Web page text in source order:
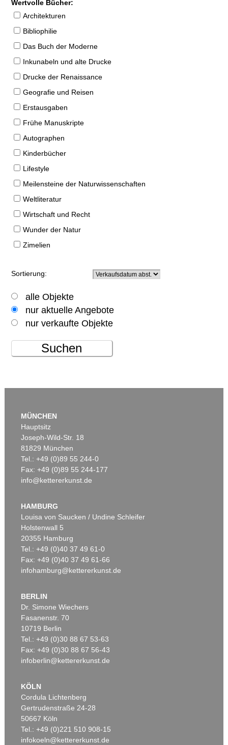
Wertvolle Bücher:
Architekturen
Bibliophilie
Das Buch der Moderne
Inkunabeln und alte Drucke
Drucke der Renaissance
Geografie und Reisen
Erstausgaben
Frühe Manuskripte
Autographen
Kinderbücher
Lifestyle
Meilensteine der Naturwissenschaften
Weltliteratur
Wirtschaft und Recht
Wunder der Natur
Zimelien
Sortierung:
alle Objekte
nur aktuelle Angebote
nur verkaufte Objekte
Suchen
MÜNCHEN
Hauptsitz
Joseph-Wild-Str. 18
81829 München
Tel.: +49 (0)89 55 244-0
Fax: +49 (0)89 55 244-177
info@kettererkunst.de
HAMBURG
Louisa von Saucken / Undine Schleifer
Holstenwall 5
20355 Hamburg
Tel.: +49 (0)40 37 49 61-0
Fax: +49 (0)40 37 49 61-66
infohamburg@kettererkunst.de
BERLIN
Dr. Simone Wiechers
Fasanenstr. 70
10719 Berlin
Tel.: +49 (0)30 88 67 53-63
Fax: +49 (0)30 88 67 56-43
infoberlin@kettererkunst.de
KÖLN
Cordula Lichtenberg
Gertrudenstraße 24-28
50667 Köln
Tel.: +49 (0)221 510 908-15
infokoeln@kettererkunst.de